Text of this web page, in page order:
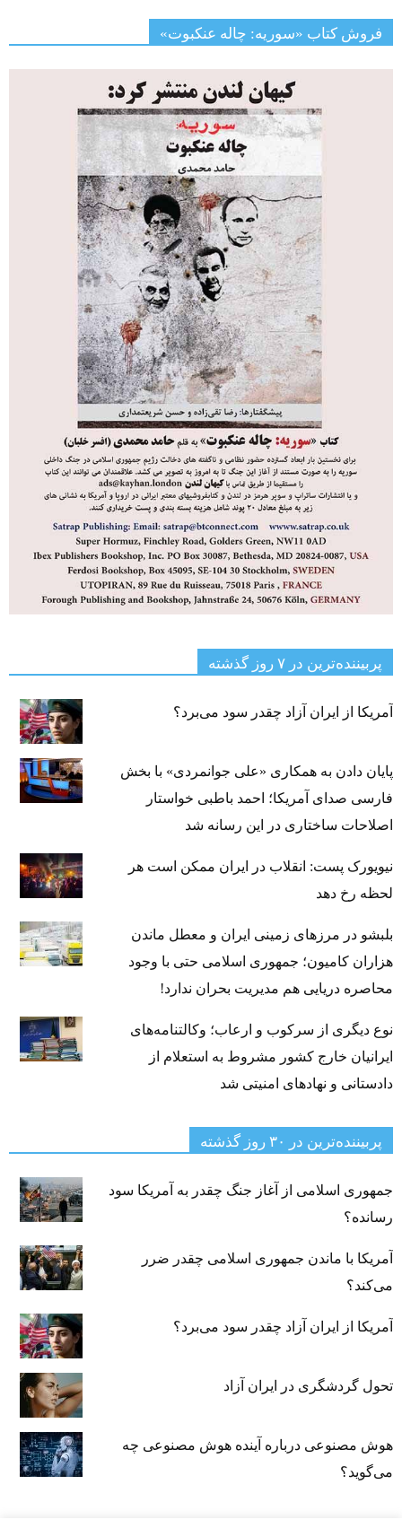
فروش کتاب «سوریه: چاله عنکبوت»
پربیننده‌ترین‌ در ۷ روز گذشته
آمریکا از ایران آزاد چقدر سود می‌برد؟
پایان دادن به همکاری «علی جوانمردی» با بخش
فارسی صدای آمریکا؛ احمد باطبی خواستار
اصلاحات ساختاری در این رسانه شد
نیویورک پست: انقلاب در ایران ممکن است هر
لحظه رخ دهد
بلبشو در مرزهای زمینی ایران و معطل ماندن
هزاران کامیون؛ جمهوری اسلامی حتی با وجود
محاصره دریایی هم مدیریت بحران ندارد!
نوع دیگری از سرکوب و ارعاب؛ وکالتنامه‌های
ایرانیان خارج کشور مشروط به استعلام از
دادستانی و نهادهای امنیتی شد
پربیننده‌ترین‌ در ۳۰ روز گذشته
جمهوری اسلامی از آغاز جنگ چقدر به آمریکا سود
رسانده؟
آمریکا با ماندن جمهوری اسلامی چقدر ضرر
می‌کند؟
آمریکا از ایران آزاد چقدر سود می‌برد؟
تحول گردشگری در ایران آزاد
هوش مصنوعی درباره آینده هوش مصنوعی چه
می‌گوید؟